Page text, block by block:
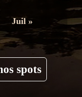
Juil »
spots